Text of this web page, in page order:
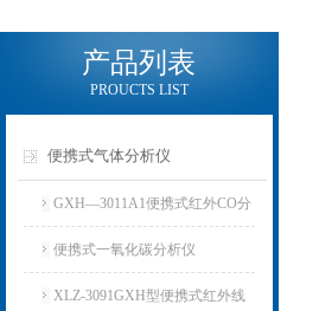
产品列表
PROUCTS LIST
便携式气体分析仪
GXH—3011A1便携式红外CO分
析仪
便携式一氧化碳分析仪
XLZ-3091GXH型便携式红外线